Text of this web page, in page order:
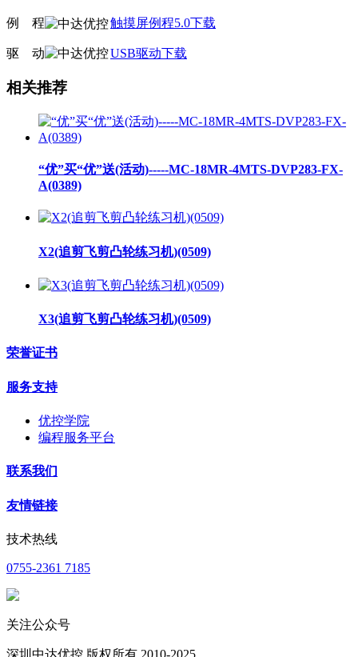
例 程 触摸屏例程5.0下载
驱 动 USB驱动下载
相关推荐
“优”买“优”送(活动)-----MC-18MR-4MTS-DVP283-FX-
A(0389)
X2(追剪飞剪凸轮练习机)(0509)
X3(追剪飞剪凸轮练习机)(0509)
荣誉证书
服务支持
优控学院
编程服务平台
联系我们
友情链接
技术热线
0755-2361 7185
关注公众号
深圳中达优控 版权所有 2010-2025